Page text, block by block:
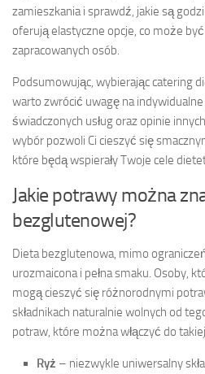
zamieszkania i sprawdź, jakie są
oferują elastyczne opcje, co może
zapracowanych osób.
Podsumowując, wybierając catering
warto zwrócić uwagę na
świadczonych usług oraz opinie
wybór pozwoli Ci cieszyć się
które będą wspierały Twoje cele
Jakie potrawy można
bezglutenowej?
Dieta bezglutenowa, mimo
urozmaicona i pełna smaku. Osoby,
mogą cieszyć się różnorodnymi
składnikach naturalnie wolnych od
potraw, które można włączyć do
Ryż – niezwykle uniwersalny